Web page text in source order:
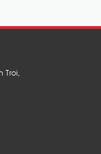
Troi,